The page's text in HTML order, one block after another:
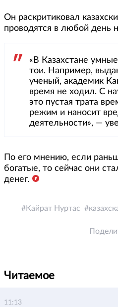
Он раскритиковал
проводятся в любой день
«В Казахстане
тои. Например,
ученый, академик
время не ходил. С
это пустая трата
режим и наносит
деятельности», —
По его мнению, если
богатые, то сейчас они
денег.
Кайрат Нуртас
Читаемое
11:13